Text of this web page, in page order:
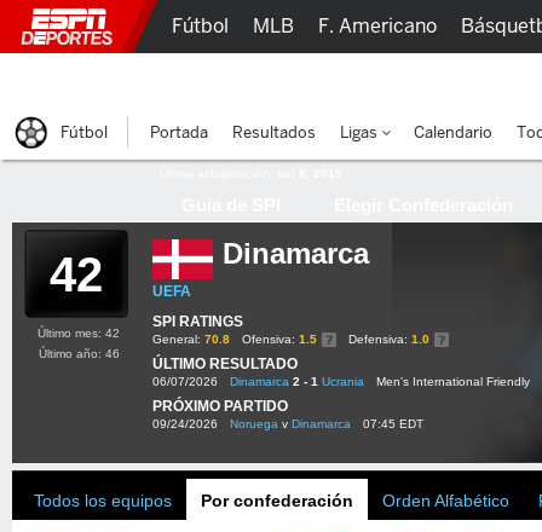
42 Dinamarca
UEFA
SPI RATINGS
General: 70.8 Ofensiva: 1.5 Defensiva: 1.0
ÚLTIMO RESULTADO
06/07/2026 Dinamarca 2 - 1 Ucrania Men's International Friendly
PRÓXIMO PARTIDO
09/24/2026 Noruega v Dinamarca 07:45 EDT
Último mes: 42
Último año: 46
Todos los equipos Por confederación Orden Alfabético
Fútbol MLB F. Americano
Fútbol Portada Resultados Ligas Calendario